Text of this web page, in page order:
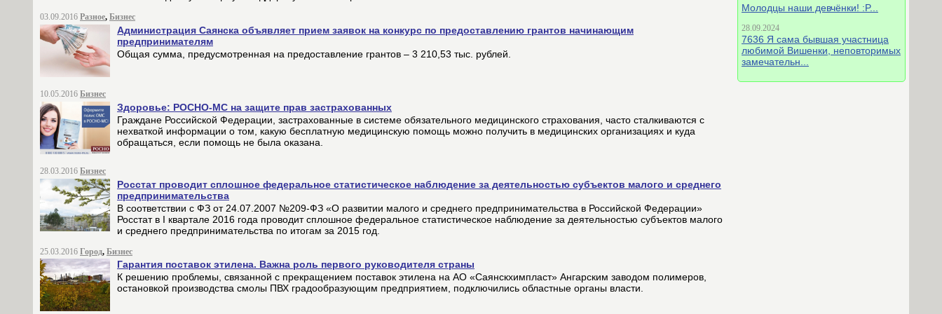
Молодцы наши девчёнки! :P...
28.09.2024
7636 Я сама бывшая участница
любимой Вишенки, неповторимых
замечательн...
03.09.2016 Разное, Бизнес
Администрация Саянска объявляет прием заявок на конкурс по предоставлению грантов начинающим
предпринимателям
Общая сумма, предусмотренная на предоставление грантов – 3 210,53 тыс. рублей.
10.05.2016 Бизнес
Здоровье: РОСНО-МС на защите прав застрахованных
Граждане Российской Федерации, застрахованные в системе обязательного медицинского страхования, часто сталкиваются с
нехваткой информации о том, какую бесплатную медицинскую помощь можно получить в медицинских организациях и куда
обращаться, если помощь не была оказана.
28.03.2016 Бизнес
Росстат проводит сплошное федеральное статистическое наблюдение за деятельностью субъектов малого и среднего
предпринимательства
В соответствии с ФЗ от 24.07.2007 №209-ФЗ «О развитии малого и среднего предпринимательства в Российской Федерации»
Росстат в I квартале 2016 года проводит сплошное федеральное статистическое наблюдение за деятельностью субъектов малого
и среднего предпринимательства по итогам за 2015 год.
25.03.2016 Город, Бизнес
Гарантия поставок этилена. Важна роль первого руководителя страны
К решению проблемы, связанной с прекращением поставок этилена на АО «Саянскхимпласт» Ангарским заводом полимеров,
остановкой производства смолы ПВХ градообразующим предприятием, подключились областные органы власти.